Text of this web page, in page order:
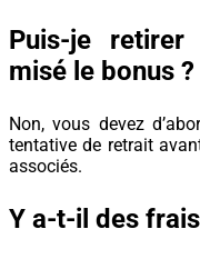
Puis-je
misé le bonus ?
Non, vous devez
tentative de retrait
associés.
Y a-t-il des